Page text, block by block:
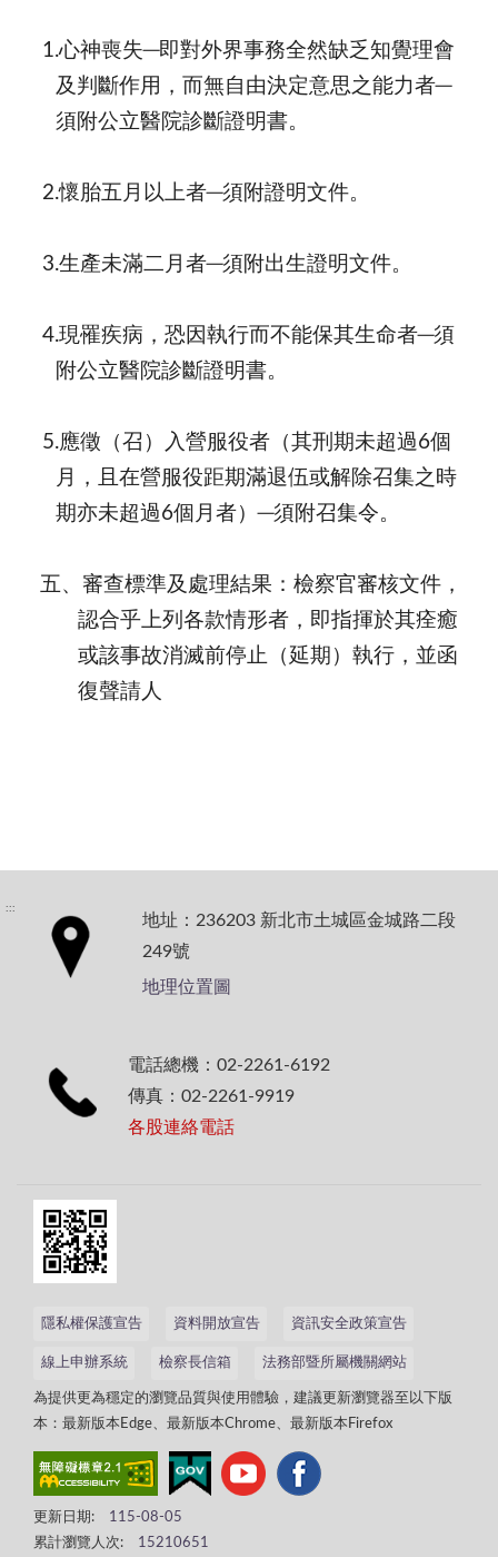
1.心神喪失─即對外界事務全然缺乏知覺理會
及判斷作用，而無自由決定意思之能力者─
須附公立醫院診斷證明書。
2.懷胎五月以上者─須附證明文件。
3.生產未滿二月者─須附出生證明文件。
4.現罹疾病，恐因執行而不能保其生命者─須
附公立醫院診斷證明書。
5.應徵（召）入營服役者（其刑期未超過6個
月，且在營服役距期滿退伍或解除召集之時
期亦未超過6個月者）─須附召集令。
五、審查標準及處理結果：檢察官審核文件，
認合乎上列各款情形者，即指揮於其痊癒
或該事故消滅前停止（延期）執行，並函
復聲請人
:::
地址：236203 新北市土城區金城路二段
249號
地理位置圖
電話總機：02-2261-6192
傳真：02-2261-9919
各股連絡電話
隱私權保護宣告 資料開放宣告 資訊安全政策宣告
線上申辦系統 檢察長信箱 法務部暨所屬機關網站
為提供更為穩定的瀏覽品質與使用體驗，建議更新瀏覽器至以下版
本：最新版本Edge、最新版本Chrome、最新版本Firefox
更新日期:
115-08-05
累計瀏覽人次:
15210651